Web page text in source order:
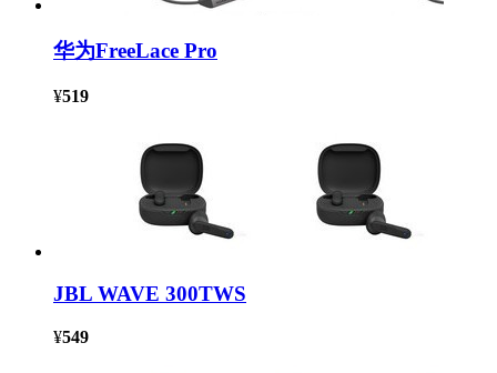
华为FreeLace Pro
¥519
JBL WAVE 300TWS
¥549